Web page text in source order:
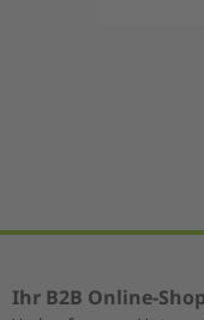
Ihr B2B Online-Shop